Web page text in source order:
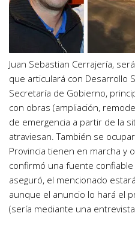
Juan Sebastian Cerrajería,
que articulará con Desarrollo
Secretaría de Gobierno,
con obras (ampliación,
de emergencia a partir de la
atraviesan. También se
Provincia tienen en marcha y
confirmó una fuente
aseguró, el mencionado
aunque el anuncio lo hará el
(sería mediante una